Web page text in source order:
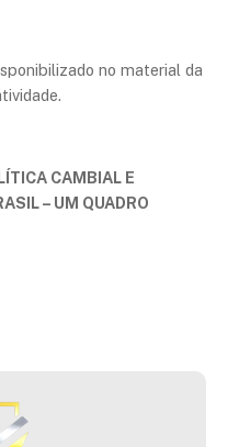
no material da
CAMBIAL E
– UM QUADRO